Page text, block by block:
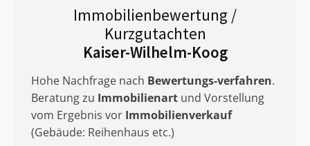
Immobilienbewertung /
Kurzgutachten
Kaiser-Wilhelm-Koog
Hohe Nachfrage nach Bewertungs-verfahren.
Beratung zu Immobilienart und Vorstellung
vom Ergebnis vor Immobilienverkauf
(Gebäude: Reihenhaus etc.)